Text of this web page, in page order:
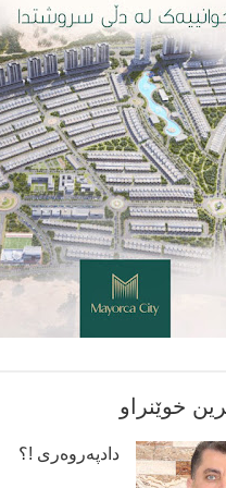
خوێنراو
دادپەروەری !؟